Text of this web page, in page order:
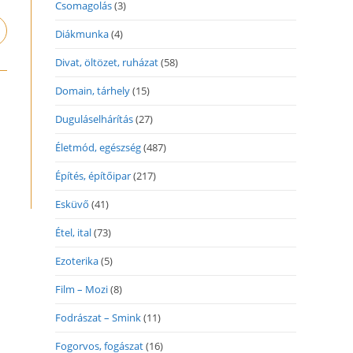
Csomagolás(3)
Diákmunka(4)
Divat, öltözet, ruházat(58)
Domain, tárhely(15)
Duguláselhárítás(27)
Életmód, egészség(487)
Építés, építőipar(217)
Esküvő (41)
Étel, ital(73)
Ezoterika(5)
Film – Mozi(8)
Fodrászat – Smink(11)
Fogorvos, fogászat(16)